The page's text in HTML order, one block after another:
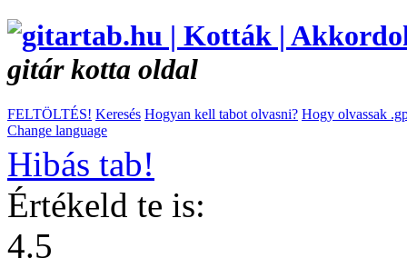
gitár kotta oldal
FELTÖLTÉS! Keresés Hogyan kell tabot olvasni? Hogy olvassak
Change language
Hibás tab!
Értékeld te is:
4.5